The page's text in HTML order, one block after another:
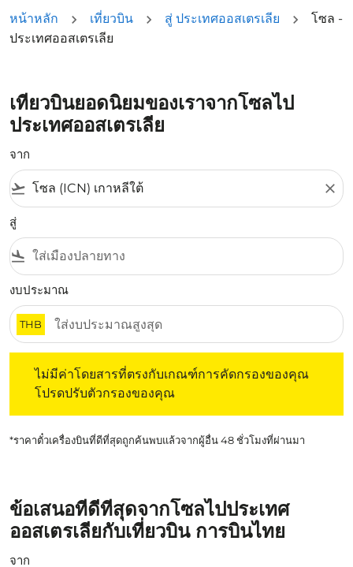
หน้าหลัก เที่ยวบิน สู่ ประเทศออสเตรเลีย
โซล -
ประเทศออสเตรเลีย
เที่ยวบินยอดนิยมของเราจากโซลไป
ประเทศออสเตรเลีย
จาก
flight_takeoff close
สู่
flight_land
งบประมาณ
THB
ไม่มีค่าโดยสารที่ตรงกับเกณฑ์การคัดกรองของคุณ
โปรดปรับตัวกรองของคุณ
*ราคาตั๋วเครื่องบินที่ดีที่สุดถูกค้นพบแล้วจากผู้อื่น 48 ชั่วโมงที่ผ่านมา
ข้อเสนอที่ดีที่สุดจากโซลไปประเทศ
ออสเตรเลียกับเที่ยวบิน การบินไทย
จาก